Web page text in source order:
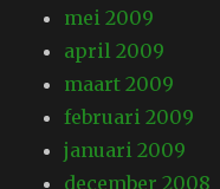
mei 2009
april 2009
maart 2009
februari 2009
januari 2009
december 2008